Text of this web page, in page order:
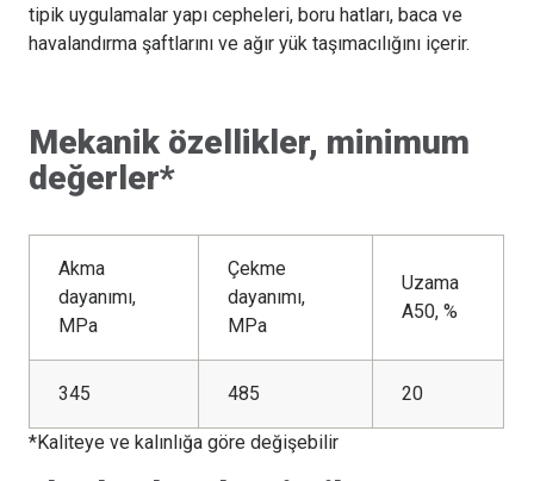
tipik uygulamalar yapı cepheleri, boru hatları, baca ve
havalandırma şaftlarını ve ağır yük taşımacılığını içerir.
Mekanik özellikler, minimum
değerler*
Akma
dayanımı,
MPa
Çekme
dayanımı,
MPa
Uzama
A50, %
345 485 20
*Kaliteye ve kalınlığa göre değişebilir